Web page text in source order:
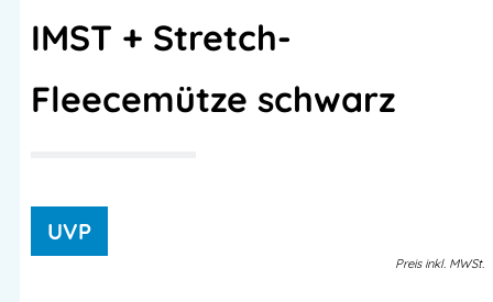
IMST + Stretch-
Fleecemütze schwarz
Preis inkl. MWSt.